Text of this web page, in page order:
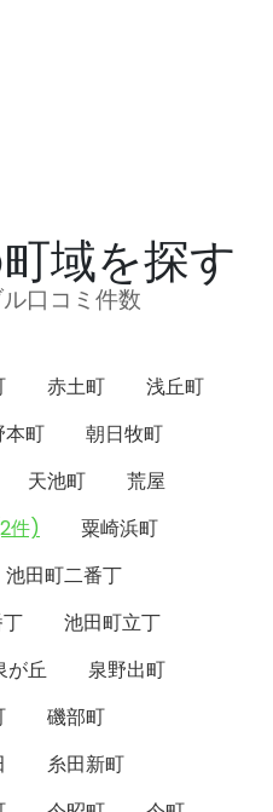
域を探す
口コミ件数
赤土町
浅丘町
本町
朝日牧町
天池町
荒屋
件)
粟崎浜町
池田町二番丁
池田町立丁
が丘
泉野出町
磯部町
糸田新町